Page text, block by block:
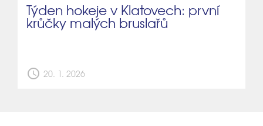
Týden hokeje v Klatovech: první
krůčky malých bruslařů
schedule 20. 1. 2026